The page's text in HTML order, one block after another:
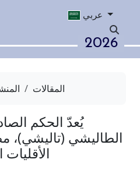
عربي
2026
المقالات
يُعدّ الحكم الصادر